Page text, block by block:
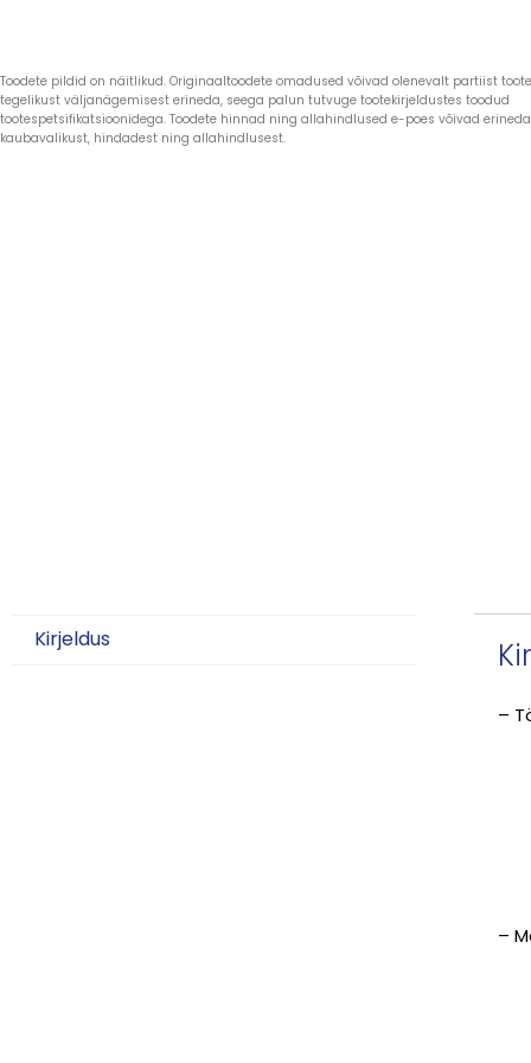
Toodete pildid on näitlikud. Originaaltoodete omadused võivad olenevalt partiist
tegelikust väljanägemisest erineda, seega palun tutvuge tootekirjeldustes toodud
tootespetsifikatsioonidega. Toodete hinnad ning allahindlused e-poes võivad
kaubavalikust, hindadest ning allahindlusest.
Kirjeldus
–
–